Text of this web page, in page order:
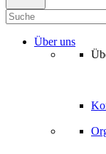
Über uns